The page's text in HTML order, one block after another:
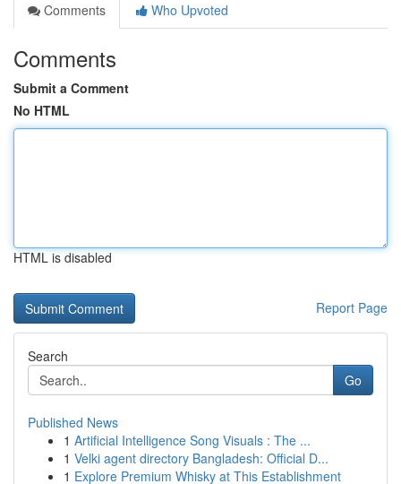
Comments
Who Upvoted
Comments
Submit a Comment
No HTML
HTML is disabled
Report Page
Search
Go
Published News
1 Artificial Intelligence Song Visuals : The ...
1 Velki agent directory Bangladesh: Official D...
1 Explore Premium Whisky at This Establishment